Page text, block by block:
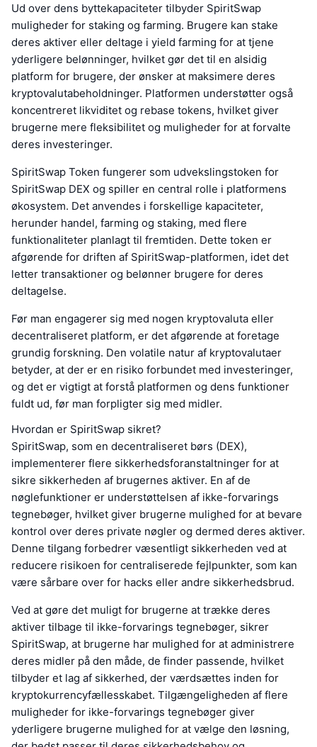
Ud over dens byttekapaciteter tilbyder SpiritSwap
muligheder for staking og farming. Brugere kan stake
deres aktiver eller deltage i yield farming for at tjene
yderligere belønninger, hvilket gør det til en alsidig
platform for brugere, der ønsker at maksimere deres
kryptovalutabeholdninger. Platformen understøtter også
koncentreret likviditet og rebase tokens, hvilket giver
brugerne mere fleksibilitet og muligheder for at forvalte
deres investeringer.
SpiritSwap Token fungerer som udvekslingstoken for
SpiritSwap DEX og spiller en central rolle i platformens
økosystem. Det anvendes i forskellige kapaciteter,
herunder handel, farming og staking, med flere
funktionaliteter planlagt til fremtiden. Dette token er
afgørende for driften af SpiritSwap-platformen, idet det
letter transaktioner og belønner brugere for deres
deltagelse.
Før man engagerer sig med nogen kryptovaluta eller
decentraliseret platform, er det afgørende at foretage
grundig forskning. Den volatile natur af kryptovalutaer
betyder, at der er en risiko forbundet med investeringer,
og det er vigtigt at forstå platformen og dens funktioner
fuldt ud, før man forpligter sig med midler.
Hvordan er SpiritSwap sikret?
SpiritSwap, som en decentraliseret børs (DEX),
implementerer flere sikkerhedsforanstaltninger for at
sikre sikkerheden af brugernes aktiver. En af de
nøglefunktioner er understøttelsen af ikke-forvarings
tegnebøger, hvilket giver brugerne mulighed for at bevare
kontrol over deres private nøgler og dermed deres aktiver.
Denne tilgang forbedrer væsentligt sikkerheden ved at
reducere risikoen for centraliserede fejlpunkter, som kan
være sårbare over for hacks eller andre sikkerhedsbrud.
Ved at gøre det muligt for brugerne at trække deres
aktiver tilbage til ikke-forvarings tegnebøger, sikrer
SpiritSwap, at brugerne har mulighed for at administrere
deres midler på den måde, de finder passende, hvilket
tilbyder et lag af sikkerhed, der værdsættes inden for
kryptokurrencyfællesskabet. Tilgængeligheden af flere
muligheder for ikke-forvarings tegnebøger giver
yderligere brugerne mulighed for at vælge den løsning,